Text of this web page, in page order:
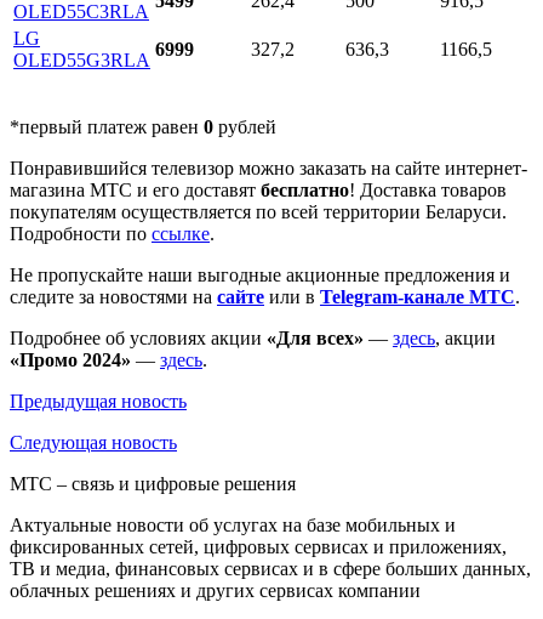
OLED55C3RLA
LG
OLED55G3RLA
6999 327,2 636,3 1166,5
*первый платеж равен 0 рублей
Понравившийся телевизор можно заказать на сайте интернет-
магазина МТС и его доставят бесплатно! Доставка товаров
покупателям осуществляется по всей территории Беларуси.
Подробности по ссылке.
Не пропускайте наши выгодные акционные предложения и
следите за новостями на сайте или в Telegram-канале МТС.
Подробнее об условиях акции «Для всех» — здесь, акции
«Промо 2024» — здесь.
Предыдущая новость
Следующая новость
МТС – связь и цифровые решения
Актуальные новости об услугах на базе мобильных и
фиксированных сетей, цифровых сервисах и приложениях,
ТВ и медиа, финансовых сервисах и в сфере больших данных,
облачных решениях и других сервисах компании